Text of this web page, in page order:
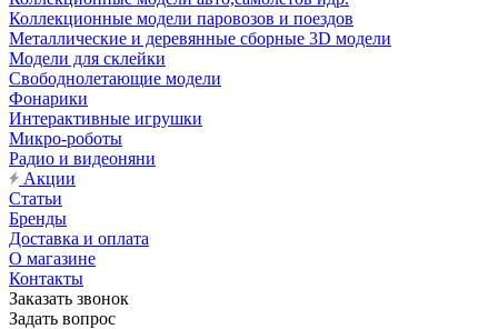
Коллекционные модели паровозов и поездов
Металлические и деревянные сборные 3D модели
Модели для склейки
Свободнолетающие модели
Фонарики
Интерактивные игрушки
Микро-роботы
Радио и видеоняни
Акции
Статьи
Бренды
Доставка и оплата
О магазине
Контакты
Заказать звонок
Задать вопрос